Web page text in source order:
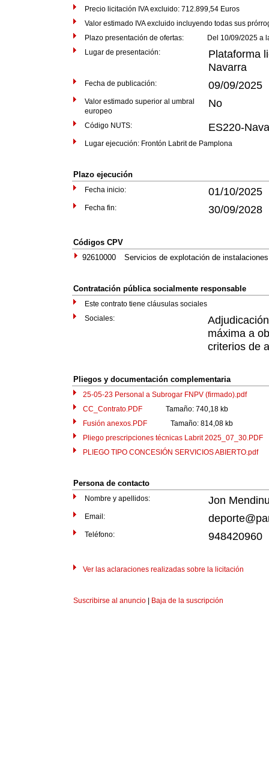
Precio licitación IVA excluido: 712.899,54 Euros
Valor estimado IVA excluido incluyendo todas sus
Plazo presentación de ofertas: Del 10/09/2025 a
Lugar de presentación:
Plataforma
Navarra
Fecha de publicación: 09/09/2025
Valor estimado superior al umbral
europeo
No
Código NUTS: ES220-
Lugar ejecución: Frontón Labrit de Pamplona
Plazo ejecución
Fecha inicio: 01/10/2025
Fecha fin: 30/09/2028
Códigos CPV
92610000
Servicios de explotación de
Contratación pública socialmente responsable
Este contrato tiene cláusulas sociales
Sociales:
máxima a
criterios de
Pliegos y documentación complementaria
25-05-23 Personal a Subrogar FNPV (firmado).pdf
CC_Contrato.PDF Tamaño: 740,18 kb
Fusión anexos.PDF Tamaño: 814,08 kb
Pliego prescripciones técnicas Labrit 2025_07_30.PDF
PLIEGO TIPO CONCESIÓN SERVICIOS ABIERTO.pdf
Persona de contacto
Nombre y apellidos: Jon
Email:
Teléfono: 948420960
Ver las aclaraciones realizadas sobre la licitación
Suscribirse al anuncio Baja de la suscripción